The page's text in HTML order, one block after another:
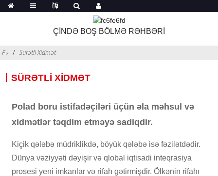
ÇİNDƏ BOŞ BÖLMƏ RƏHBƏRİ
Ev Sürətli Xidmət
丨SÜRƏTLI XIDMƏT
Polad boru istifadəçiləri üçün əla məhsul və
xidmətlər təqdim etməyə sadiqdir.
Kiçik qələbə müdriklikdə, böyük qələbə isə fəzilətdədir.
Dünya vəziyyəti dəyişir və qlobal iqtisadi inteqrasiya
prosesi yeni imkanlar və rifah gətirmişdir. Ölkənin rifahı